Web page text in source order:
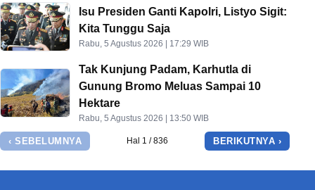
Isu Presiden Ganti Kapolri, Listyo Sigit:
Kita Tunggu Saja
Rabu, 5 Agustus 2026 | 17:29 WIB
Tak Kunjung Padam, Karhutla di
Gunung Bromo Meluas Sampai 10
Hektare
Rabu, 5 Agustus 2026 | 13:50 WIB
‹ SEBELUMNYA Hal 1 / 836 BERIKUTNYA ›